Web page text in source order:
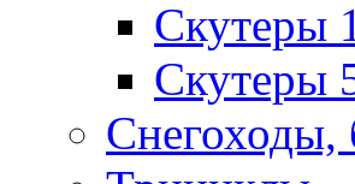
Скутеры
Скутеры
Снегоходы,